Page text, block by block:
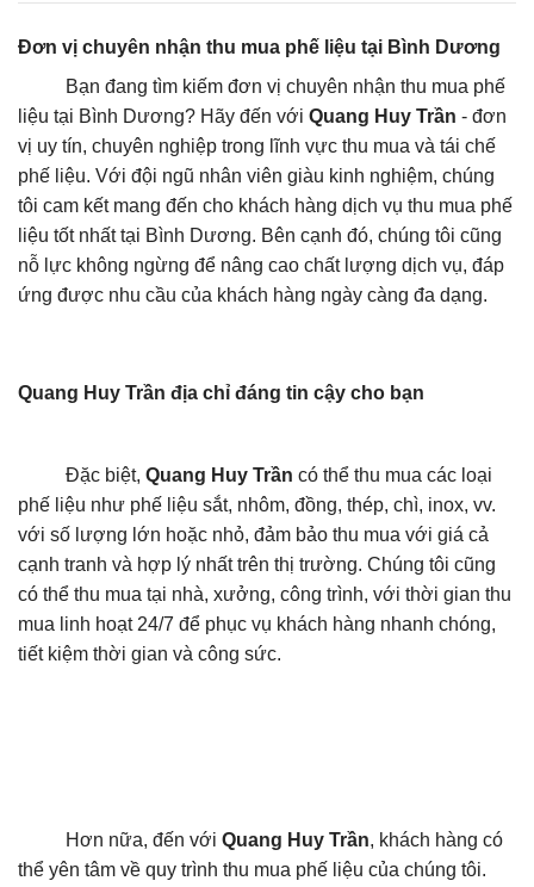
Đơn vị chuyên nhận thu mua phế liệu tại Bình Dương
Bạn đang tìm kiếm đơn vị chuyên nhận thu mua phế
liệu tại Bình Dương? Hãy đến với Quang Huy Trần - đơn
vị uy tín, chuyên nghiệp trong lĩnh vực thu mua và tái chế
phế liệu. Với đội ngũ nhân viên giàu kinh nghiệm, chúng
tôi cam kết mang đến cho khách hàng dịch vụ thu mua phế
liệu tốt nhất tại Bình Dương. Bên cạnh đó, chúng tôi cũng
nỗ lực không ngừng để nâng cao chất lượng dịch vụ, đáp
ứng được nhu cầu của khách hàng ngày càng đa dạng.
Quang Huy Trần địa chỉ đáng tin cậy cho bạn
Đặc biệt, Quang Huy Trần có thể thu mua các loại
phế liệu như phế liệu sắt, nhôm, đồng, thép, chì, inox, vv.
với số lượng lớn hoặc nhỏ, đảm bảo thu mua với giá cả
cạnh tranh và hợp lý nhất trên thị trường. Chúng tôi cũng
có thể thu mua tại nhà, xưởng, công trình, với thời gian thu
mua linh hoạt 24/7 để phục vụ khách hàng nhanh chóng,
tiết kiệm thời gian và công sức.
Hơn nữa, đến với Quang Huy Trần, khách hàng có
thể yên tâm về quy trình thu mua phế liệu của chúng tôi.